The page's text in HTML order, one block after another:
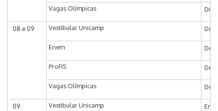
Vagas Olímpicas
08 e 09 Vestibular Unicamp
Enem
ProFIS
Vagas Olímpicas
09 Vestibular Unicamp